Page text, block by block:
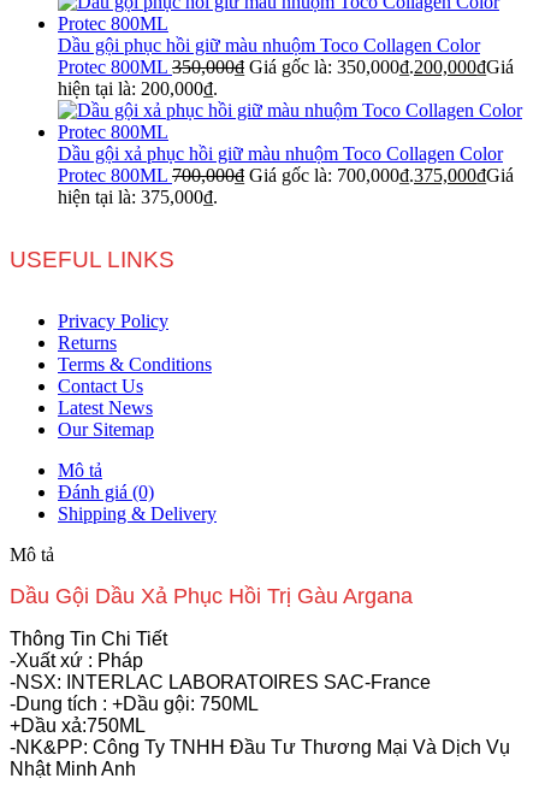
Dầu gội phục hồi giữ màu nhuộm Toco Collagen Color
Protec 800ML 350,000₫ Giá gốc là: 350,000₫.200,000₫Giá
hiện tại là: 200,000₫.
Dầu gội xả phục hồi giữ màu nhuộm Toco Collagen Color
Protec 800ML 700,000₫ Giá gốc là: 700,000₫.375,000₫Giá
hiện tại là: 375,000₫.
USEFUL LINKS
Privacy Policy
Returns
Terms & Conditions
Contact Us
Latest News
Our Sitemap
Mô tả
Đánh giá (0)
Shipping & Delivery
Mô tả
Dầu Gội Dầu Xả Phục Hồi Trị Gàu Argana
Thông Tin Chi Tiết
-Xuất xứ : Pháp
-NSX: INTERLAC LABORATOIRES SAC-France
-Dung tích : +Dầu gội: 750ML
+Dầu xả:750ML
-NK&PP: Công Ty TNHH Đầu Tư Thương Mại Và Dịch Vụ
Nhật Minh Anh